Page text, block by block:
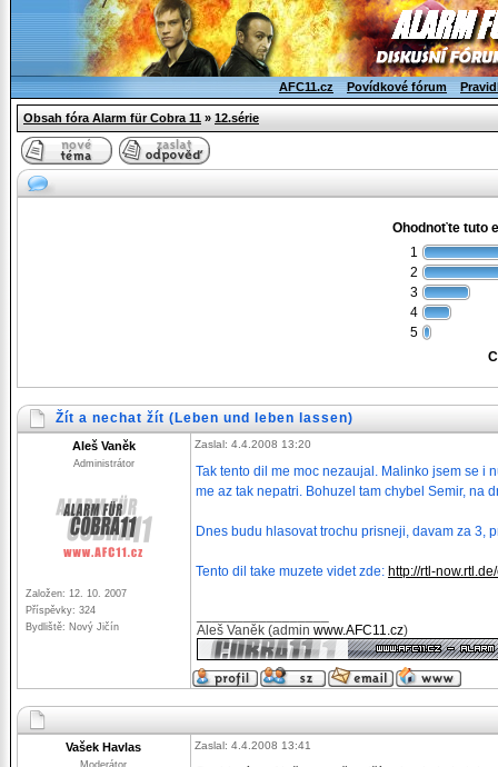
AFC11.cz Povídkové fórum
Obsah fóra Alarm für Cobra 11 » 12.série
Ohodnoťte tuto
1
2
3
4
5
Žít a nechat žít (Leben und leben lassen)
Aleš Vaněk
Administrátor
Založen: 12. 10. 2007
Příspěvky: 324
Bydliště: Nový Jičín
Zaslal: 4.4.2008 13:20
Tak tento dil me moc nezaujal. Malinko jsem se i
me az tak nepatri. Bohuzel tam chybel Semir, na
Dnes budu hlasovat trochu prisneji, davam za 3,
Tento dil take muzete videt zde: http://rtl-
Aleš Vaněk (admin www.AFC11.cz)
Vašek Havlas
Moderátor
Zaslal: 4.4.2008 13:41